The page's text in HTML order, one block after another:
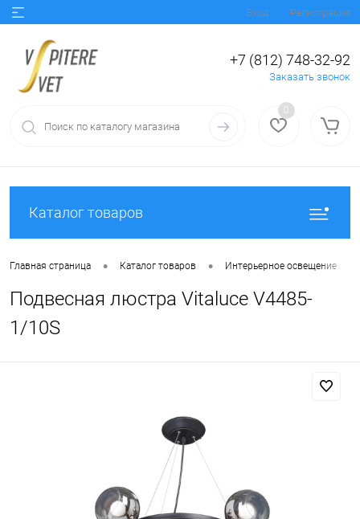
Вход Регистрация
+7 (812) 748-32-92
Заказать звонок
0
Каталог товаров
Главная страница • Каталог товаров • Интерьерное освещение
Подвесная люстра Vitaluce V4485-
1/10S